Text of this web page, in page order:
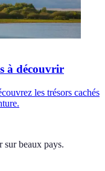
à découvrir
les trésors cachés
sur beaux pays.